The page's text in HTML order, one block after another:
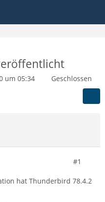
um 05:34 Geschlossen
#1
hat Thunderbird 78.4.2